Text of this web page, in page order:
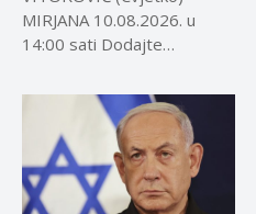
MIRJANA 10.08.2026. u
14:00 sati Dodajte
izvore...